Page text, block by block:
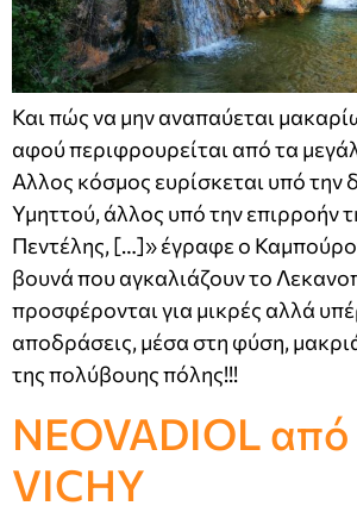
Και πώς να μην αναπαύεται
αφού περιφρουρείται από τα
Αλλος κόσμος ευρίσκεται υπό την
Υμηττού, άλλος υπό την επιρροήν
Πεντέλης, […]» έγραφε ο
βουνά που αγκαλιάζουν το
προσφέρονται για μικρές αλλά
αποδράσεις, μέσα στη φύση,
της πολύβουης πόλης!!!
NEOVADIOL από
VICHY